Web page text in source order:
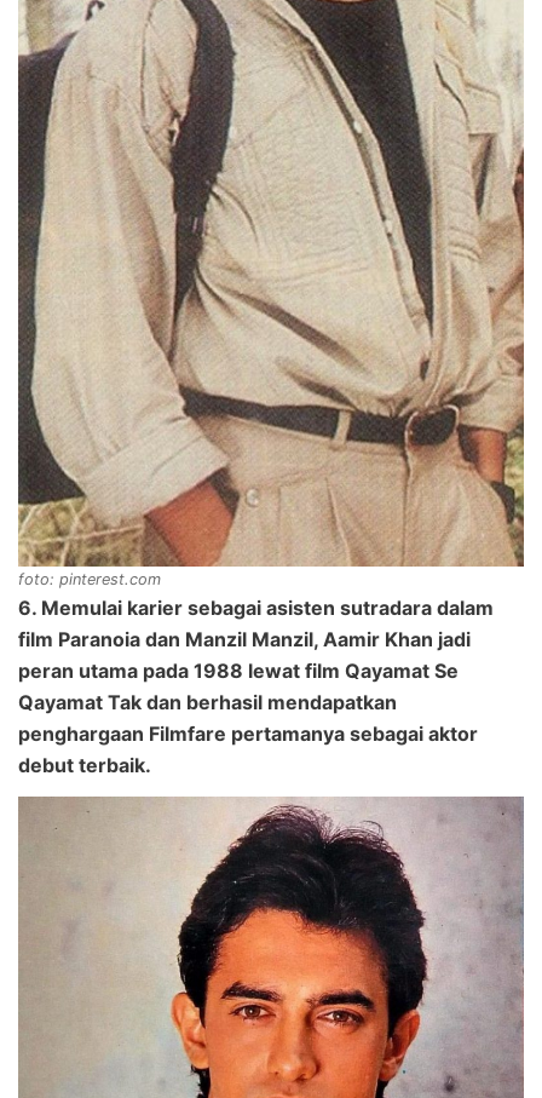
foto: pinterest.com
6. Memulai karier sebagai asisten sutradara dalam
film Paranoia dan Manzil Manzil, Aamir Khan jadi
peran utama pada 1988 lewat film Qayamat Se
Qayamat Tak dan berhasil mendapatkan
penghargaan Filmfare pertamanya sebagai aktor
debut terbaik.